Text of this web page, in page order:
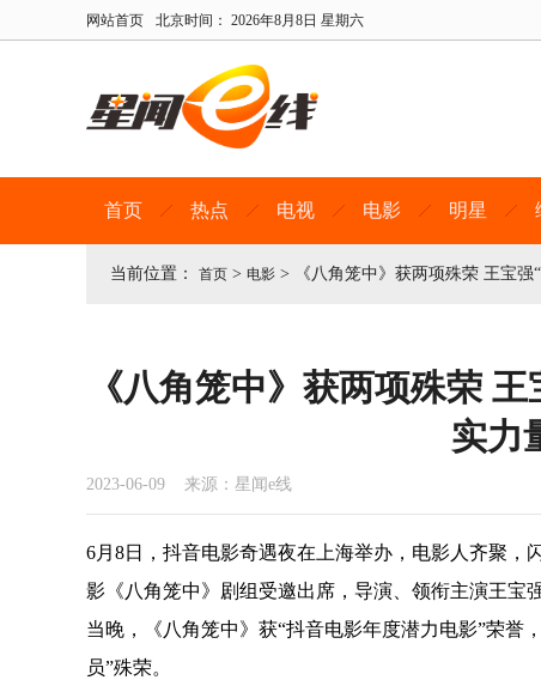
网站首页 北京时间： 2026年8月8日 星期六
首页 热点 电视 电影 明星
当前位置： 首页 > 电影 > 《八角笼中》获两项殊荣 王宝
《八角笼中》获两项殊荣
实力
2023-06-09 来源：星闻e线
6月 8日 ， 抖音电影奇遇夜在上海举办 ， 电影人齐聚 ，
影 《八角笼中》 剧组 受邀出席 ， 导演 领衔主演王宝
当晚 ，《八角笼中》 获“抖音电影年度潜力电影”荣誉 ，
员”殊荣。